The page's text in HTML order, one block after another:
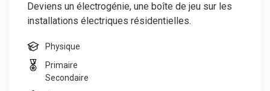
Deviens un électrogénie, une boîte de jeu sur les
installations électriques résidentielles.
Physique
Primaire
Secondaire